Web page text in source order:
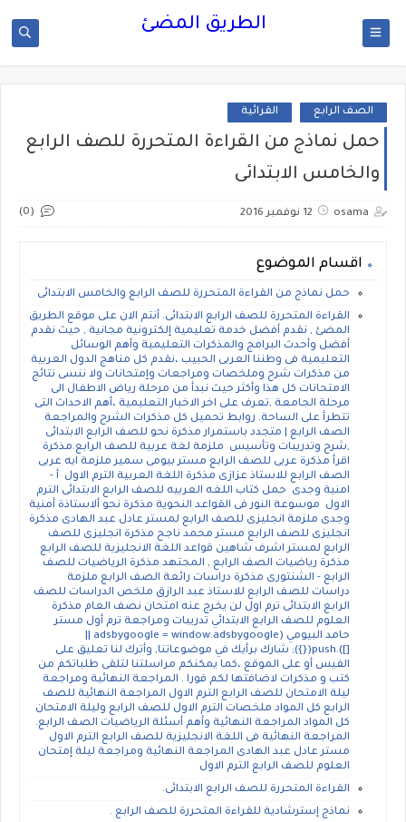
الطريق المضئ
الصف الرابع القرائية
حمل نماذج من القراءة المتحررة للصف الرابع
والخامس الابتدائى
osama 12 نوفمبر 2016 (0)
اقسام الموضوع
حمل نماذج من القراءة المتحررة للصف الرابع والخامس الابتدائى
القراءة المتحررة للصف الرابع الابتدائى. أنتم الان على موقع الطريق
المضئ , نقدم أفضل خدمة تعليمية إلكترونية مجانية , حيث نقدم
أفضل وأحدث البرامج والمذكرات التعليمية وأهم الوسائل
التعليمية فى وطننا العربى الحبيب ،نقدم كل مناهج الدول العربية
من مذكرات شرح وملخصات ومراجعات وإمتحانات ولا ننسى نتائج
الامتحانات كل هذا وأكثر حيث نبدأ من مرحلة رياض الاطفال الى
مرحلة الجامعة ,تعرف على اخر الاخبار التعليمية ،أهم الاحداث التى
تتطرأ على الساحة. روابط تحميل كل مذكرات الشرح والمراجعة
الصف الرابع | متجدد باستمرار مذكرة نحو للصف الرابع الابتدائى
,شرح وتدريبات وتأسيس ملزمة لغة عربية للصف الرابع.مذكرة
اقرأ مذكرة عربى للصف الرابع مستر بيومى سمير ملزمة ايه عربى
الصف الرابع للاستاذ عزازى مذكرة اللغة العربية الترم الاول أ -
امنية وجدى حمل كتاب اللغه العربيه للصف الرابع الابتدائى الترم
الاول موسوعة النور فى القواعد النحوية مذكرة نحو ألاستاذة أمنية
وجدى ملزمة انجليزى للصف الرابع لمستر عادل عبد الهادى مذكرة
انجليزى للصف الرابع مستر محمد ناجح مذكرة انجليزى للصف
الرابع لمستر اشرف شاهين قواعد اللغة الانجليزية للصف الرابع
مذكرة رياضيات الصف الرابع , المجتهد مذكرة الرياضيات للصف
الرابع - الشنتورى مذكرة دراسات رائعة الصف الرابع ملزمة
دراسات للصف الرابع للاستاذ عبد الرازق ملخص الدراسات للصف
الرابع الابتدائى ترم اول لن يخرج عنه امتحان نصف العام مذكرة
العلوم للصف الرابع الابتدائي تدريبات ومراجعة ترم أول مستر
[]).push({}); شارك برأيك في موضوعاتنا, وأترك لنا تعليق على
الفيس أو على الموقع ،كما يمكنكم مراسلتنا لتلقى طلباتكم من
كتب و مذكرات لاضافتها لكم فورا . المراجعة النهائية ومراجعة
ليلة الامتحان للصف الرابع الترم الاول المراجعة النهائية للصف
الرابع كل المواد ملخصات الترم الاول للصف الرابع وليلة الامتحان
كل المواد المراجعة النهائية وأهم أسئلة الرياضيات الصف الرابع.
المراجعة النهائية فى اللغة الانجليزية للصف الرابع الترم الاول
مستر عادل عبد الهادى المراجعة النهائية ومراجعة ليلة إمتحان
العلوم للصف الرابع الترم الاول
القراءة المتحررة للصف الرابع الابتدائى.
نماذج إسترشادية للقراءة المتحررة للصف الرابع .